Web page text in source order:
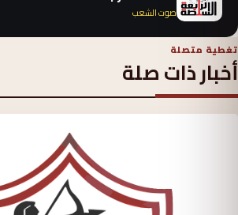
صوت الشعب
تغطية متصلة
أخبار ذات صلة